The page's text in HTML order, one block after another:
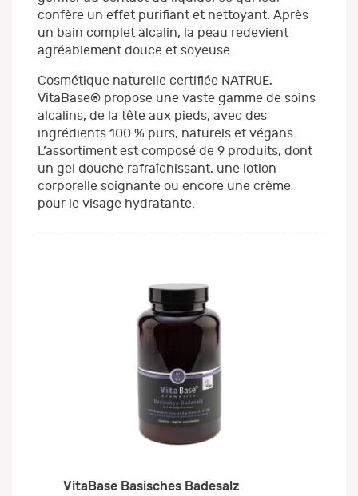
confère un effet purifiant et nettoyant. Après
un bain complet alcalin, la peau redevient
agréablement douce et soyeuse.
Cosmétique naturelle certifiée NATRUE,
VitaBase® propose une vaste gamme de soins
alcalins, de la tête aux pieds, avec des
ingrédients 100 % purs, naturels et végans.
L’assortiment est composé de 9 produits, dont
un gel douche rafraîchissant, une lotion
corporelle soignante ou encore une crème
pour le visage hydratante.
VitaBase Basisches Badesalz